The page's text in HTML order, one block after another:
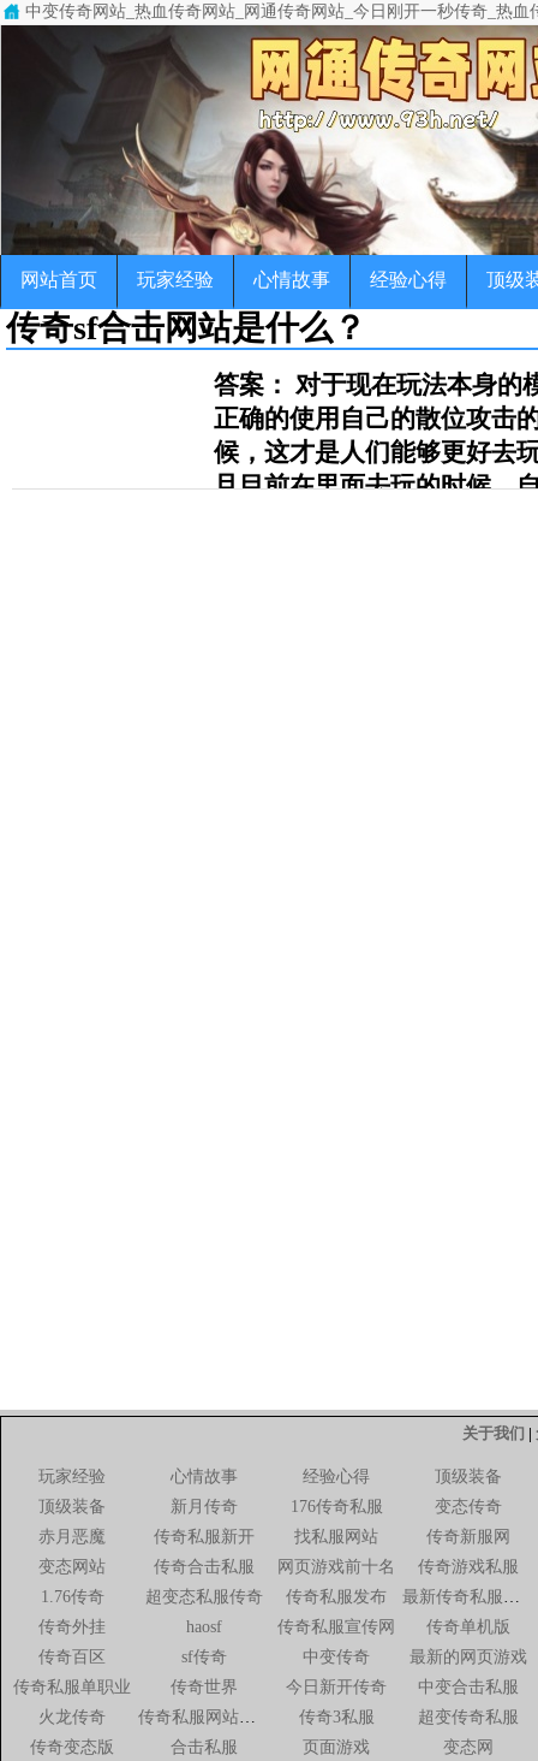
中变传奇网站_热血传奇网站_网通传奇网站_今日刚开一秒传奇_热血
中变传奇网站(www.93h.net)专注于变态传奇,超级变态传奇,超变态传
传奇，变态传奇，单职业传奇，超变传奇，宠物传奇，微变传奇，公益
网站首页 玩家经验 心情故事 经验心得 顶级
传奇sf合击网站是什么？
答案： 对于现在玩法本身的
正确的使用自己的散位攻击
候，这才是人们能够更好去
且目前在里面去玩的时候，
关于我们 |
玩家经验 心情故事 经验心得
顶级装备
顶级装备
新月传奇 176传奇私服
变态传奇
赤月恶魔
传奇私服新开 找私服网站
传奇新服网
变态网站
传奇合击私服 网页游戏前十名
传奇游戏私服
1.76传奇
超变态私服传奇 传奇私服发布
最新传奇私服网站
传奇外挂
haosf 传奇私服宣传网
传奇单机版
传奇百区
sf传奇 中变传奇
最新的网页游戏
传奇私服单职业
传奇世界 今日新开传奇
中变合击私服
火龙传奇
传奇私服网站新开网 传奇3私服
超变传奇私服
传奇变态版
合击私服 页面游戏 变态网